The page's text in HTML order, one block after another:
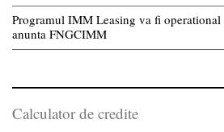
Programul IMM Leasing va fi operational
anunta FNGCIMM
Calculator de credite